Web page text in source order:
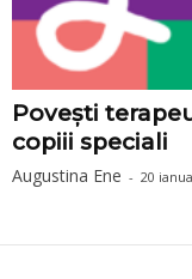
Povești
copiii speciali
Augustina Ene - 20